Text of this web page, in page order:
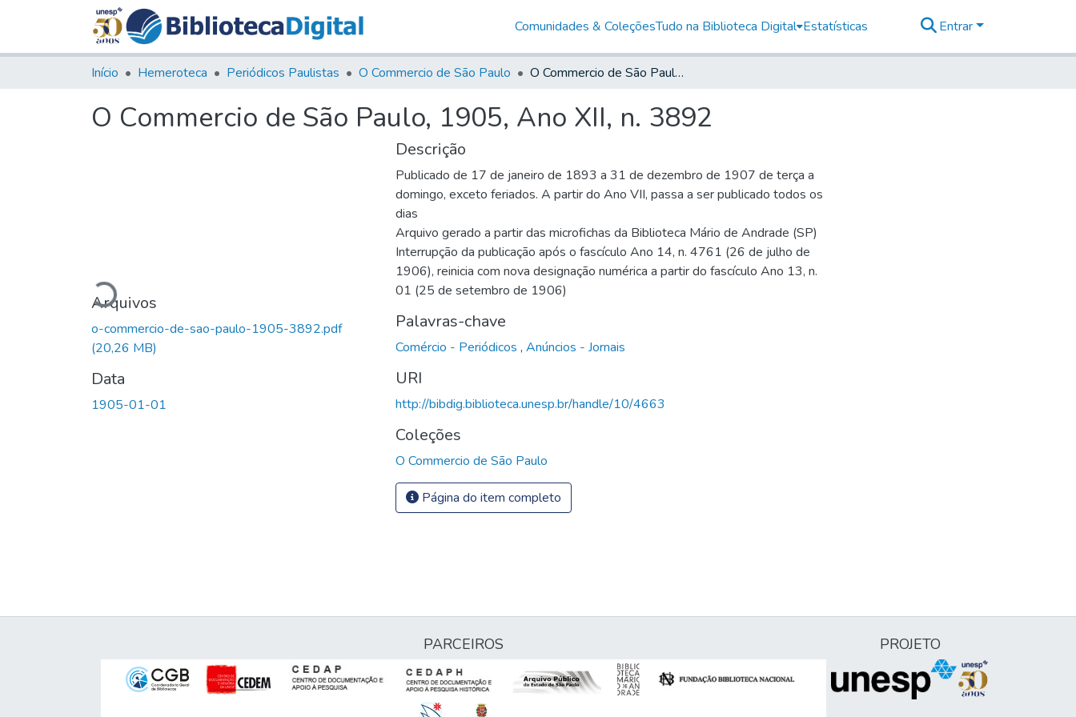
Comunidades & ColeçõesTudo na Biblioteca Digital Estatísticas Entrar
Início Hemeroteca Periódicos Paulistas O Commercio de São Paulo O Commercio de São Paulo, 1905, Ano XII, n. 3892
O Commercio de São Paulo, 1905, Ano XII, n. 3892
Carregando...
Arquivos
o-commercio-de-sao-paulo-1905-3892.pdf
(20,26 MB)
Data
1905-01-01
Descrição
Publicado de 17 de janeiro de 1893 a 31 de dezembro de 1907 de terça a
domingo, exceto feriados. A partir do Ano VII, passa a ser publicado todos os
dias
Arquivo gerado a partir das microfichas da Biblioteca Mário de Andrade (SP)
Interrupção da publicação após o fascículo Ano 14, n. 4761 (26 de julho de
1906), reinicia com nova designação numérica a partir do fascículo Ano 13, n.
01 (25 de setembro de 1906)
Palavras-chave
Comércio - Periódicos , Anúncios - Jornais
URI
http://bibdig.biblioteca.unesp.br/handle/10/4663
Coleções
O Commercio de São Paulo
Página do item completo
PARCEIROS PROJETO